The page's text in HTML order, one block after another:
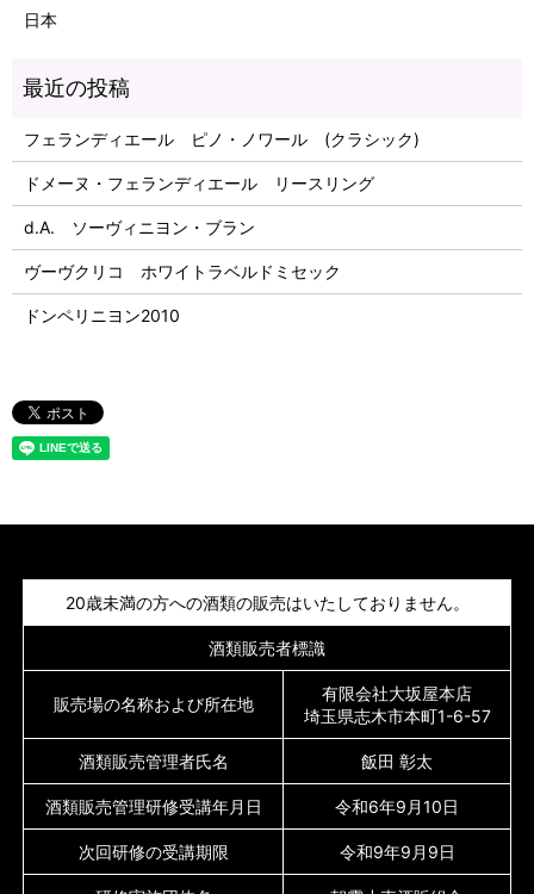
日本
フェランディエール ピノ・ノワール (クラシック)
ドメーヌ・フェランディエール リースリング
d.A. ソーヴィニヨン・ブラン
ヴーヴクリコ ホワイトラベルドミセック
ドンペリニヨン2010
20歳未満の方への酒類の販売はいたしておりません。
酒類販売者標識
販売場の名称および所在地
有限会社大坂屋本店
埼玉県志木市本町1-6-57
酒類販売管理者氏名 飯田 彰太
酒類販売管理研修受講年月日 令和6年9月10日
次回研修の受講期限 令和9年9月9日